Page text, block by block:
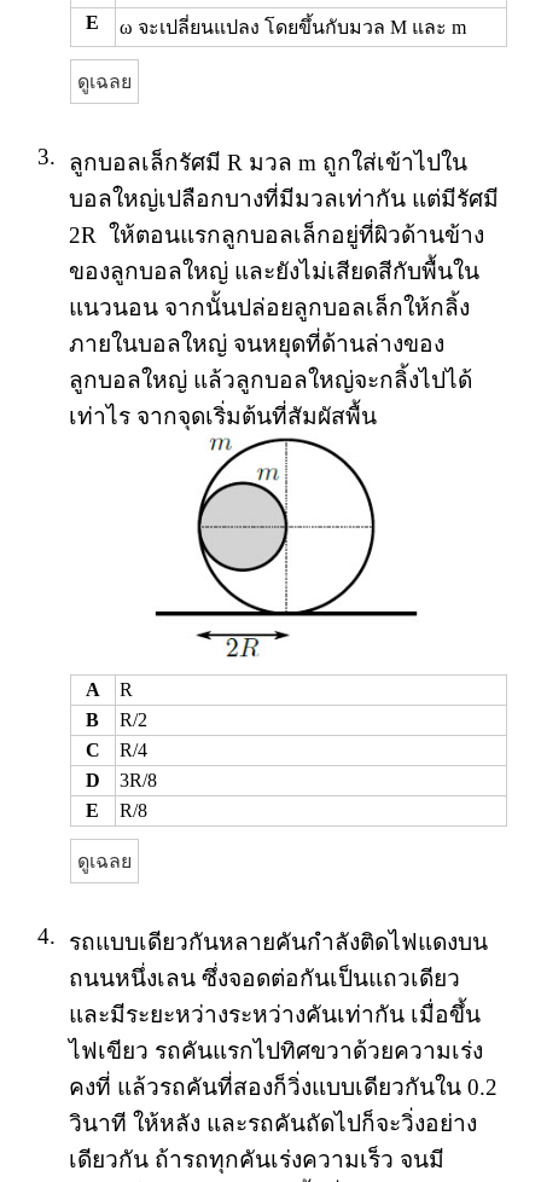
E
ω จะเปลี่ยนแปลง โดยขึ้นกับมวล M และ m
ดูเฉลย
3.
ลูกบอลเล็กรัศมี R มวล m ถูกใส่เข้าไปใน
บอลใหญ่เปลือกบางที่มีมวลเท่ากัน แต่มีรัศมี
2R ให้ตอนแรกลูกบอลเล็กอยู่ที่ผิวด้านข้าง
ของลูกบอลใหญ่ และยังไม่เสียดสีกับพื้นใน
แนวนอน จากนั้นปล่อยลูกบอลเล็กให้กลิ้ง
ภายในบอลใหญ่ จนหยุดที่ด้านล่างของ
ลูกบอลใหญ่ แล้วลูกบอลใหญ่จะกลิ้งไปได้
เท่าไร จากจุดเริ่มต้นที่สัมผัสพื้น
A
R
B
R/2
C
R/4
D
3R/8
E
R/8
ดูเฉลย
4.
รถแบบเดียวกันหลายคันกำลังติดไฟแดงบน
ถนนหนึ่งเลน ซึ่งจอดต่อกันเป็นแถวเดียว
และมีระยะหว่างระหว่างคันเท่ากัน เมื่อขึ้น
ไฟเขียว รถคันแรกไปทิศขวาด้วยความเร่ง
คงที่ แล้วรถคันที่สองก็วิ่งแบบเดียวกันใน 0.2
วินาที ให้หลัง และรถคันถัดไปก็จะวิ่งอย่าง
เดียวกัน ถ้ารถทุกคันเร่งความเร็ว จนมี